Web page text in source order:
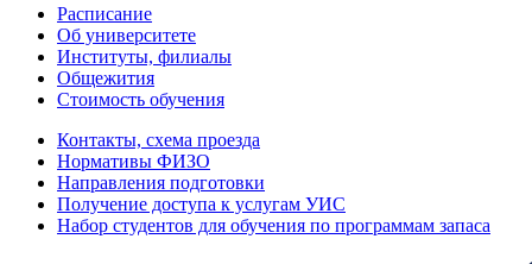
Расписание
Об университете
Институты, филиалы
Общежития
Стоимость обучения
Контакты, схема проезда
Нормативы ФИЗО
Направления подготовки
Получение доступа к услугам УИС
Набор студентов для обучения по программам запаса